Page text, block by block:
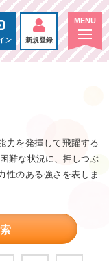
ン 新規登録
力を発揮して飛躍する
難な状況に、押しつぶ
性のある強さを表しま